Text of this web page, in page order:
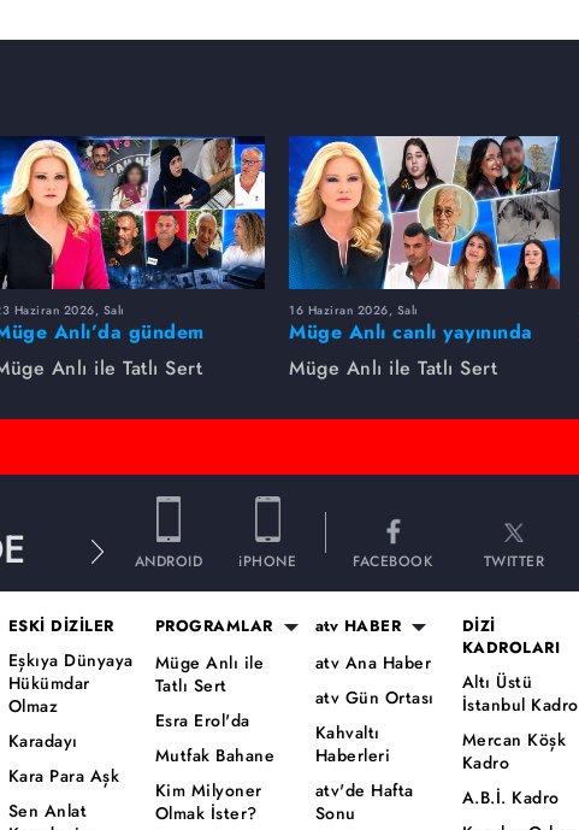
Melisa kayıp.
50 yaşlarındaki evli ve 10 çocuk babası
iddia edildi. 21 yaşındaki Melisa Ekti'nin de 5
kaybolduğu konuşuldu.
Haziran 2026, Salı
Anlı’da gündem
Kayıp dosyaları ve
aile ihanetleri herkesi şoke
Anlı ile Tatlı Sert
16 Haziran 2026, Salı
Müge Anlı canlı yayınında
dikkat çeken gelişmeler
yaşandı. Kayıp,
Müge Anlı ile Tatlı Sert
ANDROID iPHONE FACEBOOK TWITTER
ESKİ DİZİLER
Eşkıya Dünyaya
Hükümdar
Olmaz
Karadayı
Kara Para Aşk
Sen Anlat
PROGRAMLAR
Müge Anlı ile
Tatlı Sert
Esra Erol'da
Mutfak Bahane
Kim Milyoner
Olmak İster?
atv HABER
atv Ana Haber
atv Gün Ortası
Kahvaltı
Haberleri
atv'de Hafta
Sonu
DİZİ
KADROLARI
Altı Üstü
İstanbul Kadro
Mercan Köşk
Kadro
A.B.İ. Kadro